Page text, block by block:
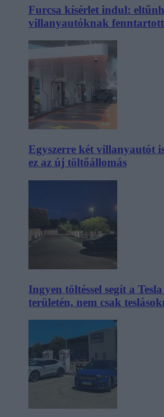
Furcsa kísérlet indul:
villanyautóknak
Egyszerre két villanyautót
ez az új töltőállomás
Ingyen töltéssel segít a
területén, nem csak